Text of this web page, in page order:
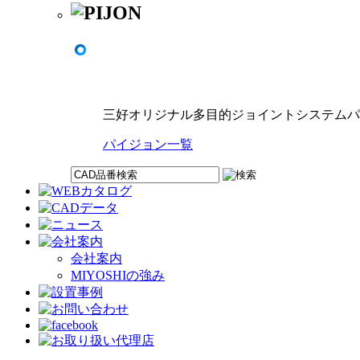
三好オリジナル多目的ジョイントシステム
パイジョン一覧
会社案内
MIYOSHIの強み